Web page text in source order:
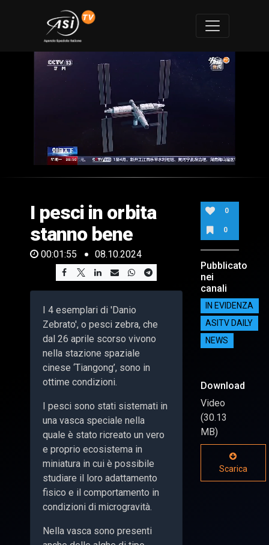
of
55
seconds
I pesci in orbita
stanno bene
00:01:55 08.10.2024
I 4 esemplari di 'Danio
Zebrato', o pesci zebra, che
dal 26 aprile scorso vivono
nella stazione spaziale
cinese ‘Tiangong’, sono in
ottime condizioni.
I pesci sono stati sistemati in
una vasca speciale nella
quale è stato ricreato un vero
e proprio ecosistema in
miniatura in cui è possibile
studiare il loro adattamento
fisico e il comportamento in
condizioni di microgravità.
Nella vasca sono presenti
0
0
Pubblicato
nei
canali
IN EVIDENZA
ASITV DAILY
NEWS
Download
Video
(30.13
MB)
Scarica